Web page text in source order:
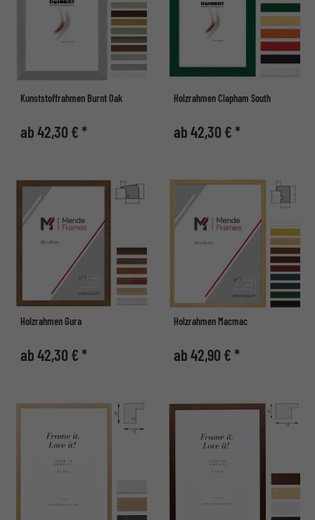
Kunststoffrahmen Burnt Oak
ab 42,30 € *
Holzrahmen Clapham South
ab 42,30 € *
Holzrahmen Gura
ab 42,30 € *
Holzrahmen Macmac
ab 42,90 € *